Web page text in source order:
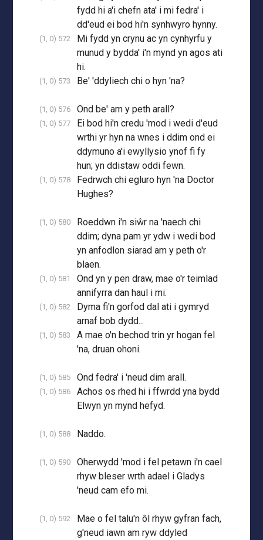
fydd hi a'i chefn ata' i mi fedra' i
dd'eud ei bod hi'n synhwyro hynny.
(1, 0) 572
Mi fydd yn crynu ac yn cynhyrfu y
munud y bydda' i'n mynd yn agos ati
hi.
(1, 0) 573 Be' 'ddyliech chi o hyn 'na?
(1, 0) 576 Ond be' am y peth arall?
(1, 0) 577
Ei bod hi'n credu 'mod i wedi d'eud
wrthi yr hyn na wnes i ddim ond ei
ddymuno a'i ewyllysio ynof fi fy
hun; yn ddistaw oddi fewn.
(1, 0) 578
Fedrwch chi egluro hyn 'na Doctor
Hughes?
(1, 0) 580
Roeddwn i'n siŵr na 'naech chi
ddim; dyna pam yr ydw i wedi bod
yn anfodlon siarad am y peth o'r
blaen.
(1, 0) 581
Ond yn y pen draw, mae o'r teimlad
annifyrra dan haul i mi.
(1, 0) 582
Dyma fi'n gorfod dal ati i gymryd
arnaf bob dydd...
(1, 0) 583
A mae o'n bechod trin yr hogan fel
'na, druan ohoni.
(1, 0) 585 Ond fedra' i 'neud dim arall.
(1, 0) 586
Achos os rhed hi i ffwrdd yna bydd
Elwyn yn mynd hefyd.
(1, 0) 588 Naddo.
(1, 0) 590
Oherwydd 'mod i fel petawn i'n cael
rhyw bleser wrth adael i Gladys
'neud cam efo mi.
(1, 0) 592
Mae o fel talu'n ôl rhyw gyfran fach,
g'neud iawn am ryw ddyled